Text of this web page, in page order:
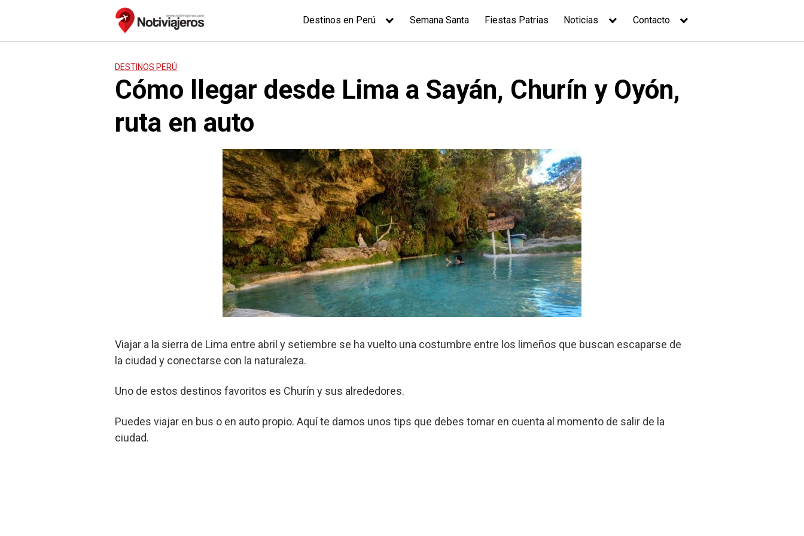
Destinos en Perú Semana Santa Fiestas Patrias Noticias Contacto
DESTINOS PERÚ
Cómo llegar desde Lima a Sayán, Churín y Oyón,
ruta en auto
Viajar a la sierra de Lima entre abril y setiembre se ha vuelto una costumbre entre los limeños que buscan escaparse de
la ciudad y conectarse con la naturaleza.
Uno de estos destinos favoritos es Churín y sus alrededores.
Puedes viajar en bus o en auto propio. Aquí te damos unos tips que debes tomar en cuenta al momento de salir de la
ciudad.